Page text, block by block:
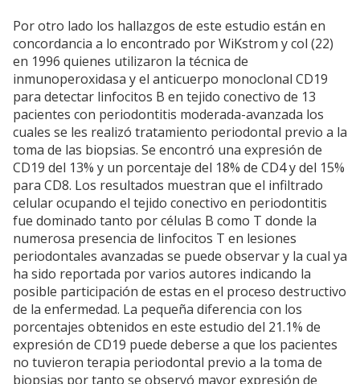
Por otro lado los hallazgos de este estudio están en
concordancia a lo encontrado por WiKstrom y col (22)
en 1996 quienes utilizaron la técnica de
inmunoperoxidasa y el anticuerpo monoclonal CD19
para detectar linfocitos B en tejido conectivo de 13
pacientes con periodontitis moderada-avanzada los
cuales se les realizó tratamiento periodontal previo a la
toma de las biopsias. Se encontró una expresión de
CD19 del 13% y un porcentaje del 18% de CD4 y del 15%
para CD8. Los resultados muestran que el infiltrado
celular ocupando el tejido conectivo en periodontitis
fue dominado tanto por células B como T donde la
numerosa presencia de linfocitos T en lesiones
periodontales avanzadas se puede observar y la cual ya
ha sido reportada por varios autores indicando la
posible participación de estas en el proceso destructivo
de la enfermedad. La pequeña diferencia con los
porcentajes obtenidos en este estudio del 21.1% de
expresión de CD19 puede deberse a que los pacientes
no tuvieron terapia periodontal previo a la toma de
biopsias por tanto se observó mayor expresión de